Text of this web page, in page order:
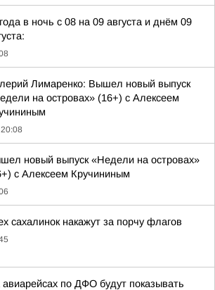
в ночь с 08 на 09 августа и днём 09
Лимаренко: Вышел новый выпуск
на островах» (16+) с Алексеем
20:08
новый выпуск «Недели на островах»
с Алексеем Кручининым
сахалинок накажут за порчу флагов
по ДФО будут показывать